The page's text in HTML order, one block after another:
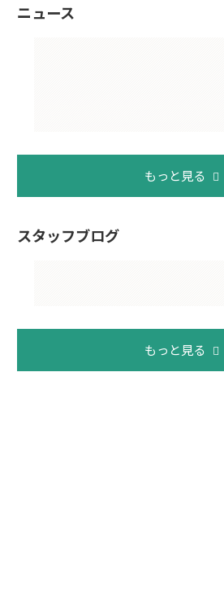
ニュース
もっと見る
スタッフブログ
もっと見る